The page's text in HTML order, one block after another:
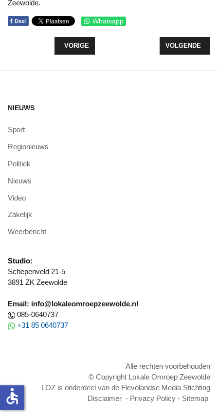
Zeewolde.
f Deel Whatsapp
VORIG ARTIKEL: MEISJE VOORKOMT MOGELIJK
VORIGE VOLGENDE
VOLGENDE
NIEUWS
Sport
Regionieuws
Politiek
Nieuws
Video
Zakelijk
Weerbericht
Studio:
Schepenveld 21-5
3891 ZK Zeewolde
Email: info@lokaleomroepzeewolde.nl
085-0640737
+31 85 0640737
Alle rechten voorbehouden
© Copyright Lokale Omroep Zeewolde
LOZ is onderdeel van de Flevolandse Media Stichting
Disclaimer - Privacy Policy - Sitemap
accessible